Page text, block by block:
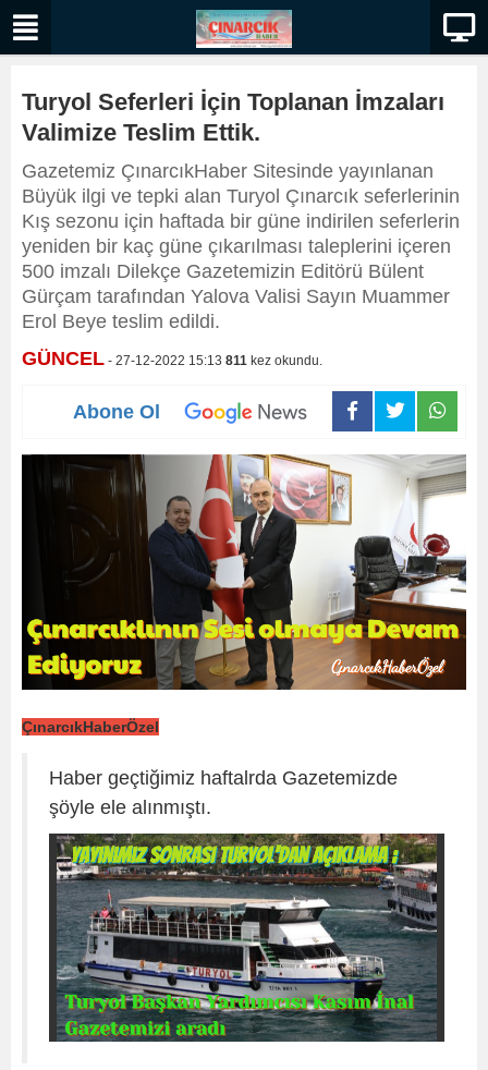
Turyol Seferleri İçin Toplanan İmzaları
Valimize Teslim Ettik.
Gazetemiz ÇınarcıkHaber Sitesinde yayınlanan
Büyük ilgi ve tepki alan Turyol Çınarcık seferlerinin
Kış sezonu için haftada bir güne indirilen seferlerin
yeniden bir kaç güne çıkarılması taleplerini içeren
500 imzalı Dilekçe Gazetemizin Editörü Bülent
Gürçam tarafından Yalova Valisi Sayın Muammer
Erol Beye teslim edildi.
GÜNCEL - 27-12-2022 15:13 811 kez okundu.
Abone Ol
ÇınarcıkHaberÖzel
Haber geçtiğimiz haftalrda Gazetemizde
şöyle ele alınmıştı.